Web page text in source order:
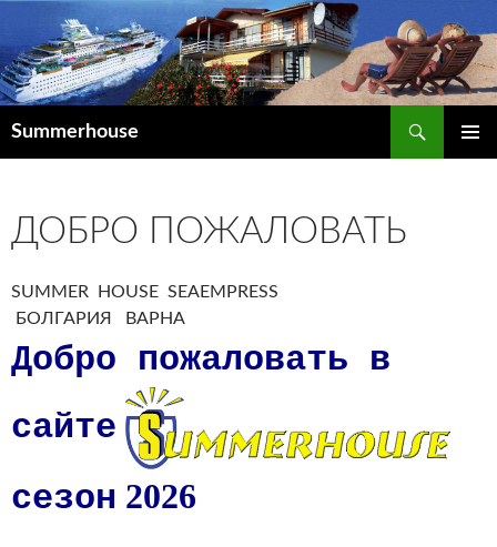
Summerhouse
ДОБРО ПОЖАЛОВАТЬ
SUMMER HOUSE SEAEMPRESS
БОЛГАРИЯ ВАРНА
Добро пожаловать в
сайте
сезон 2026